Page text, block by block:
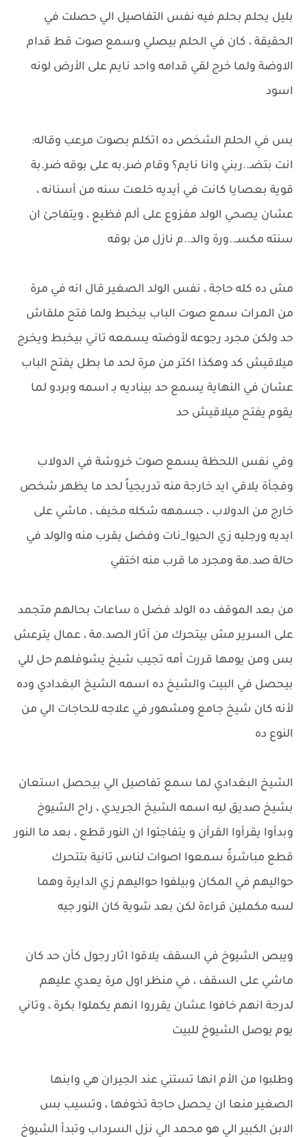
بليل يحلم بحلم فيه نفس التفاصيل الي حصلت في
الحقيقة ، كان في الحلم بيصلي وسمع صوت قط قدام
الاوضة ولما خرج لقي قدامه واحد نايم على الأرض لونه
اسود
بس في الحلم الشخص ده اتكلم بصوت مرعب وقاله:
انت بتضـ..ربني وانا نايم؟ وقام ضر.به على بوقه ضر.بة
قوية بعصايا كانت في أيديه خلعت سنه من أسنانه ،
عشان يصحي الولد مفزوع على ألم فظيع ، ويتفاجئ ان
سنته مكسـ..ورة والد..م نازل من بوقه
مش ده كله حاجة ، نفس الولد الصغير قال انه في مرة
من المرات سمع صوت الباب بيخبط ولما فتح ملقاش
حد ولكن مجرد رجوعه لأوضته يسمعه تاني بيخبط ويخرج
ميلاقيش كد وهكذا اكتر من مرة لحد ما بطل يفتح الباب
عشان في النهاية يسمع حد بيناديه بـ اسمه وبردو لما
يقوم يفتح ميلاقيش حد
وفي نفس اللحظة يسمع صوت خروشة في الدولاب
وفجأة يلاقي ايد خارجة منه تدريجياً لحد ما يظهر شخص
خارج من الدولاب ، جسمهه شكله مخيف ، ماشي على
ايديه ورجليه زي الحيوا_نات وفضل يقرب منه والولد في
حالة صد.مة ومجرد ما قرب منه اختفي
من بعد الموقف ده الولد فضل ٥ ساعات بحالهم متجمد
على السرير مش بيتحرك من آثار الصد.مة ، عمال يترعش
بس ومن يومها قررت أمه تجيب شيخ يشوفلهم حل للي
بيحصل في البيت والشيخ ده اسمه الشيخ البغدادي وده
لأنه كان شيخ جامع ومشهور في علاجه للحاجات الي من
النوع ده
الشيخ البغدادي لما سمع تفاصيل الي بيحصل استعان
بشيخ صديق ليه اسمه الشيخ الجريدي ، راح الشيوخ
وبدأوا يقرأوا القرآن و يتفاجئوا ان النور قطع ، بعد ما النور
قطع مباشرةً سمعوا اصوات لناس تانية بتتحرك
حواليهم في المكان وبيلفوا حواليهم زي الدايرة وهما
لسه مكملين قراءة لكن بعد شوية كان النور جيه
ويبص الشيوخ في السقف يلاقوا اثار رجول كأن حد كان
ماشي على السقف ، في منظر اول مرة يعدي عليهم
لدرجة انهم خافوا عشان يقرروا انهم يكملوا بكرة ، وتاني
يوم يوصل الشيوخ للبيت
وطلبوا من الأم انها تستني عند الجيران هي وابنها
الصغير منعا ان يحصل حاجة تخوفها ، وتسيب بس
الابن الكبير الي هو محمد الي نزل السرداب وتبدأ الشيوخ